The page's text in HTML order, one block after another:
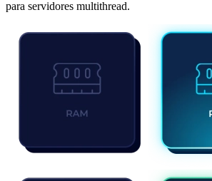
para servidores multithread.